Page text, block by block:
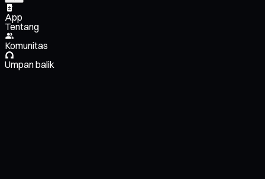
App
Tentang
Komunitas
Umpan balik